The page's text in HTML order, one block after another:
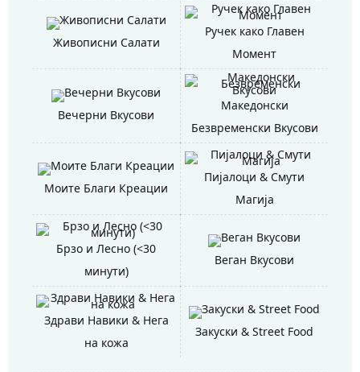
Живописни Салати
Ручек како Главен
Момент
Вечерни Вкусови
Македонски
Безвременски Вкусови
Моите Благи Креации
Пијалоци & Смути
Магија
Брзо и Лесно (<30
минути)
Веган Вкусови
Здрави Навики & Нега
на кожа
Закуски & Street Food